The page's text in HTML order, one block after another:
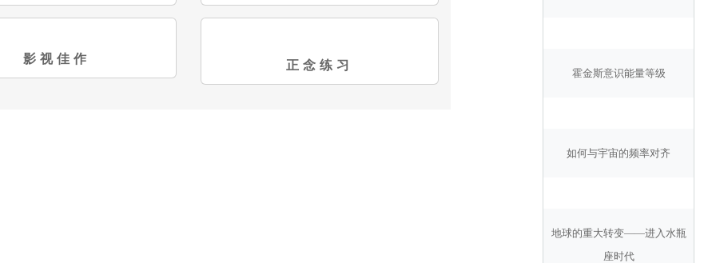
影视佳作 正念练习
霍金斯意识能量等级
如何与宇宙的频率对齐
地球的重大转变——进入水瓶
座时代